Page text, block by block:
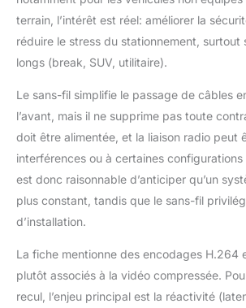
la sécurité et la
commodité
conduite
écran Car
sans fil est
ajustable. Le
se fixe
tableau de
pare-brise.
convient à
véhicules,
camions,
camping-
terrain, l’intérêt est réel: améliorer la
réduire le stress du stationnement, surtout
longs (break, SUV, utilitaire).
Le sans-fil simplifie le passage de câbles
l’avant, mais il ne supprime pas toute
doit être alimentée, et la liaison radio peut
interférences ou à certaines
est donc raisonnable d’anticiper qu’un
plus constant, tandis que le sans-fil
d’installation.
La fiche mentionne des encodages H.264
plutôt associés à la vidéo compressée.
recul, l’enjeu principal est la réactivité